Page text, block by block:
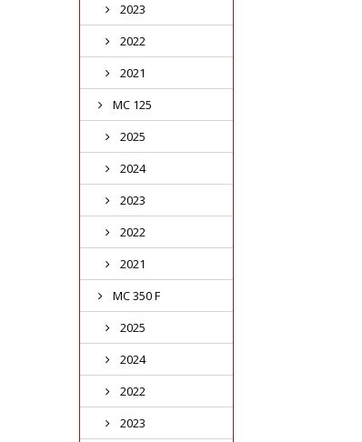
2023
2022
2021
MC 125
2025
2024
2023
2022
2021
MC 350 F
2025
2024
2022
2023